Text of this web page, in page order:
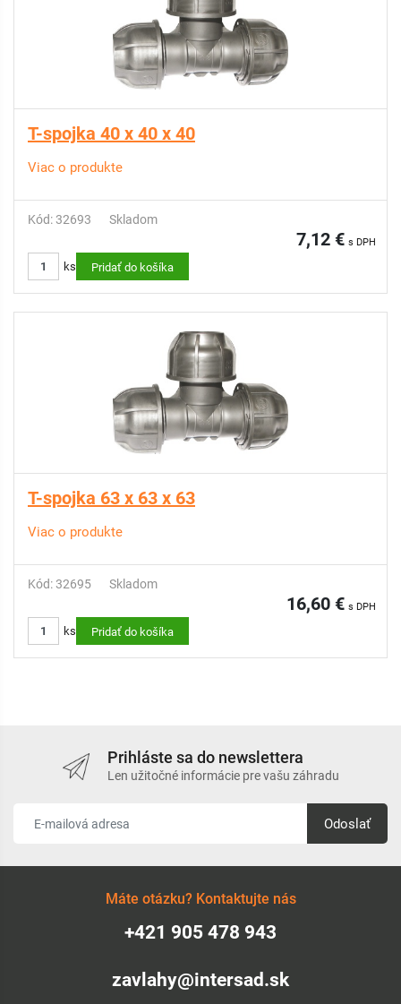
T-spojka 40 x 40 x 40
Viac o produkte
Kód: 32693 Skladom
7,12 € s DPH
ks Pridať do košíka
T-spojka 63 x 63 x 63
Viac o produkte
Kód: 32695 Skladom
16,60 € s DPH
ks Pridať do košíka
Prihláste sa do newslettera
Len užitočné informácie pre vašu záhradu
Odoslať
Máte otázku? Kontaktujte nás
+421 905 478 943
zavlahy@intersad.sk